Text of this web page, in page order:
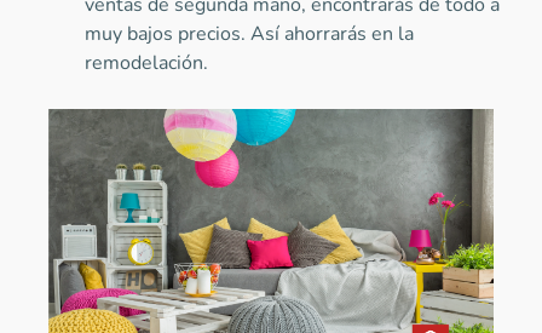
muy bajos precios. Así ahorrarás en la
remodelación.